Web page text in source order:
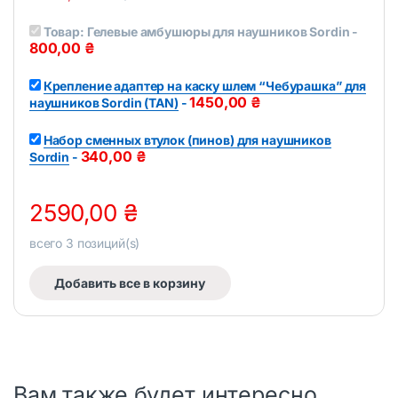
o
f
5
Товар: Гелевые амбушюры для наушников Sordin -
800,00 ₴
Крепление адаптер на каску шлем “Чебурашка” для
наушников Sordin (TAN) -1450,00 ₴
Набор сменных втулок (пинов) для наушников
Sordin - 340,00 ₴
2590,00 ₴
всего 3 позиций(s)
Добавить все в корзину